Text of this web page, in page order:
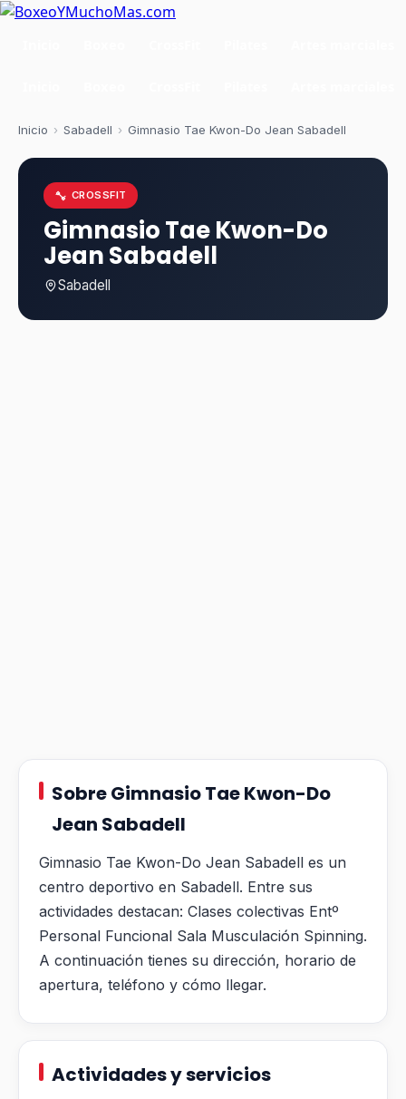
Inicio › Sabadell › Gimnasio Tae Kwon-Do Jean Sabadell
CROSSFIT
Gimnasio Tae Kwon-Do
Jean Sabadell
Sabadell
Sobre Gimnasio Tae Kwon-Do
Jean Sabadell
Gimnasio Tae Kwon-Do Jean Sabadell es un
centro deportivo en Sabadell. Entre sus
actividades destacan: Clases colectivas Entº
Personal Funcional Sala Musculación Spinning.
A continuación tienes su dirección, horario de
apertura, teléfono y cómo llegar.
Actividades y servicios